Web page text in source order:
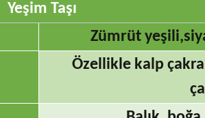
Yeşim Taşı
Zümrüt
Özellikle kalp